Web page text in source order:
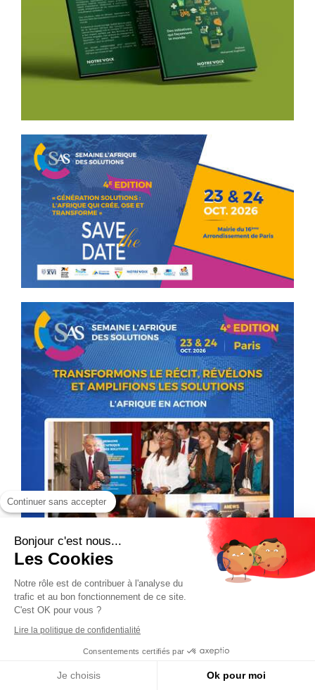
Continuer sans accepter
Bonjour c'est nous...
Les Cookies
Notre rôle est de contribuer à l'analyse du
trafic et au bon fonctionnement de ce site.
C'est OK pour vous ?
Lire la politique de confidentialité
Consentements certifiés par
Je choisis Ok pour moi